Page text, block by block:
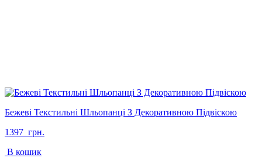
Бежеві Текстильні Шльопанці З Декоративною Підвіскою
1397 грн.
В кошик